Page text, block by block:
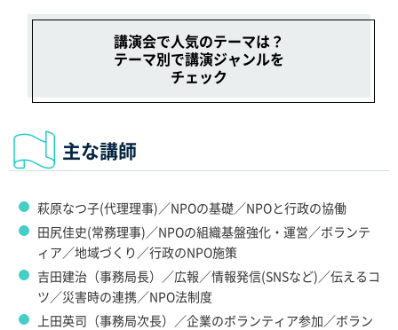
講演会で人気のテーマは？
テーマ別で講演ジャンルを
チェック
主な講師
萩原なつ子(代理理事)／NPOの基礎／NPOと行政の協働
田尻佳史(常務理事)／NPOの組織基盤強化・運営／ボランテ
ィア／地域づくり／行政のNPO施策
吉田建治（事務局長）／広報／情報発信(SNSなど)／伝えるコ
ツ／災害時の連携／NPO法制度
上田英司（事務局次長）／企業のボランティア参加／ボラン